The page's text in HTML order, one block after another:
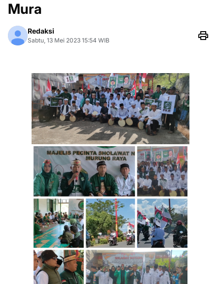
Mura
Redaksi
Sabtu, 13 Mei 2023 15:54 WIB